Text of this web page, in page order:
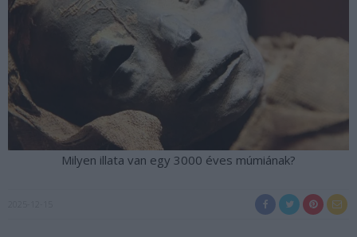
Milyen illata van egy 3000 éves múmiának?